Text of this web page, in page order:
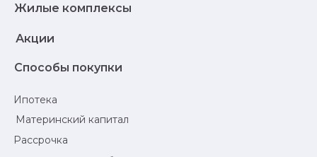
Жилые комплексы
Акции
Рассрочка
Материнский капитал
Ипотека
Способы покупки